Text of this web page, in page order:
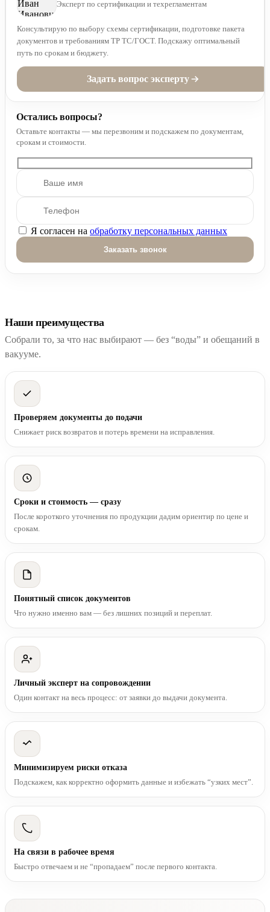
Эксперт по сертификации и техрегламентам
Консультирую по выбору схемы сертификации, подготовке пакета
документов и требованиям ТР ТС/ГОСТ. Подскажу оптимальный
путь по срокам и бюджету.
Задать вопрос эксперту
Остались вопросы?
Оставьте контакты — мы перезвоним и подскажем по документам,
срокам и стоимости.
Оставьте это поле пустым.
Я согласен на обработку персональных данных
Наши преимущества
Собрали то, за что нас выбирают — без “воды” и обещаний в
вакууме.
Проверяем документы до подачи
Снижает риск возвратов и потерь времени на исправления.
Сроки и стоимость — сразу
После короткого уточнения по продукции дадим ориентир по цене и
срокам.
Понятный список документов
Что нужно именно вам — без лишних позиций и переплат.
Личный эксперт на сопровождении
Один контакт на весь процесс: от заявки до выдачи документа.
Минимизируем риски отказа
Подскажем, как корректно оформить данные и избежать “узких мест”.
На связи в рабочее время
Быстро отвечаем и не “пропадаем” после первого контакта.